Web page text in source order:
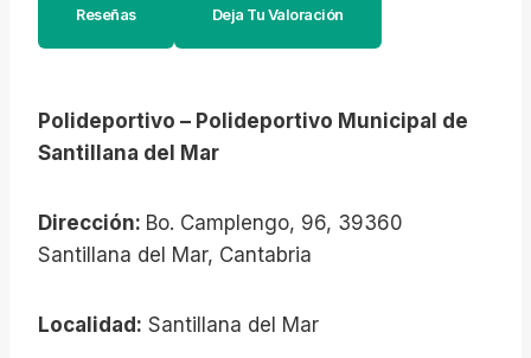
Reseñas Deja Tu Valoración
Polideportivo – Polideportivo Municipal de
Santillana del Mar
Dirección: Bo. Camplengo, 96, 39360
Santillana del Mar, Cantabria
Localidad: Santillana del Mar